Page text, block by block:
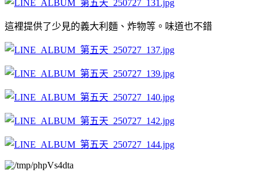
這裡提供了少見的義大利麵、炸物等。味道也不錯